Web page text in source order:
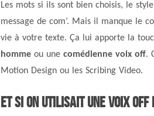
Les mots si ils sont bien choisis, le
message de com’. Mais il manque le
vie à votre texte. Ça lui apporte la
homme ou une comédienne voix off.
Motion Design ou les Scribing Video.
Et si on utilisait une voix off